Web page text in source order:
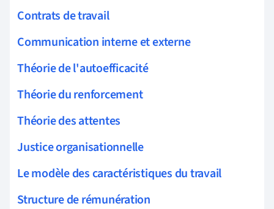
Contrats de travail
Communication interne et externe
Théorie de l'autoefficacité
Théorie du renforcement
Théorie des attentes
Justice organisationnelle
Le modèle des caractéristiques du travail
Structure de rémunération